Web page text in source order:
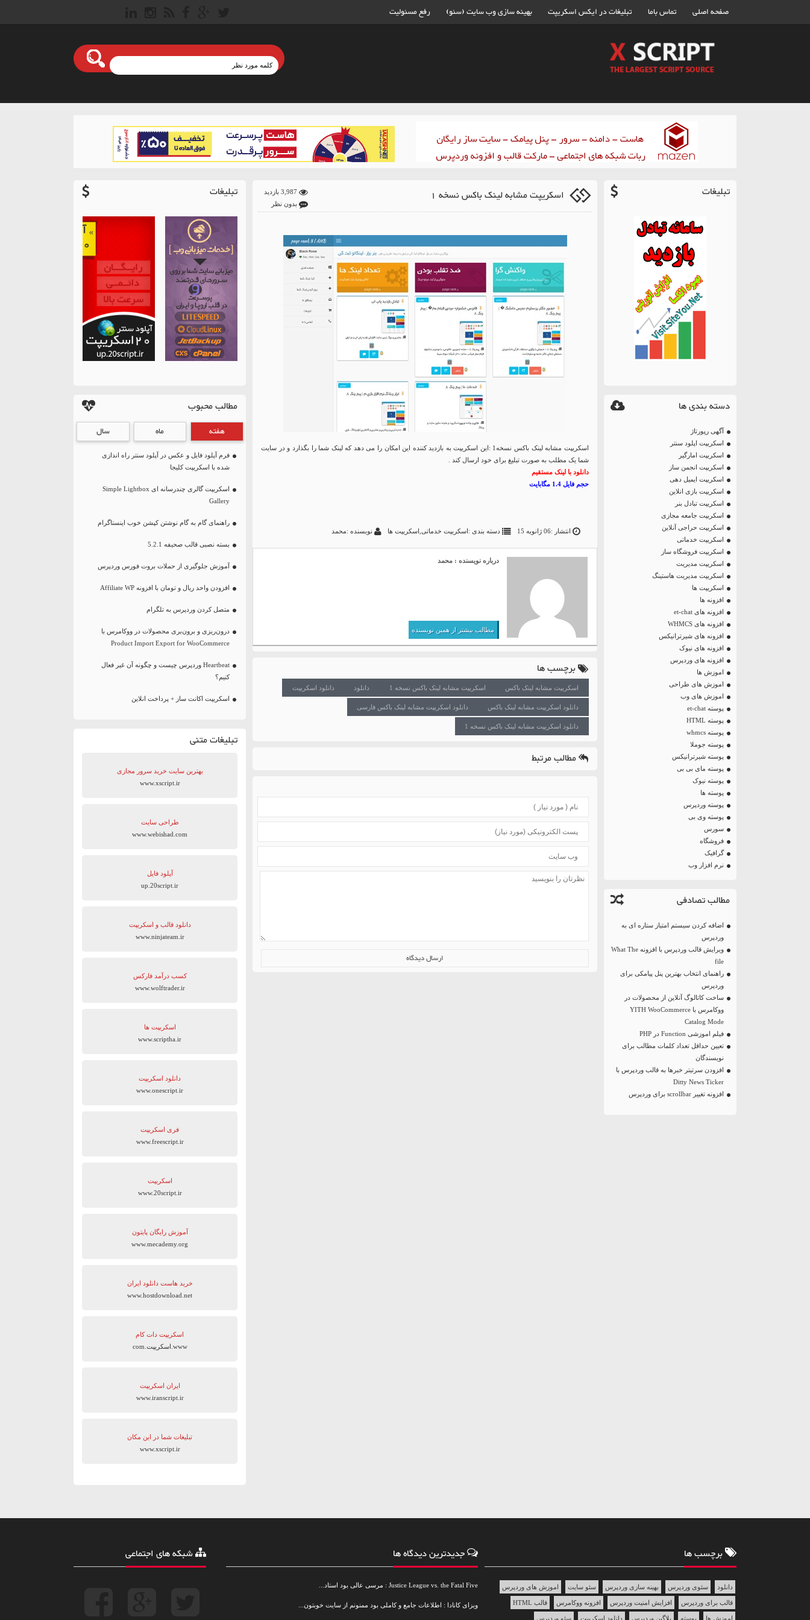
صفحه اصلی تماس باما تبلیغات در ایکس اسکریپت بهینه سازی وب سایت (سئو) رفع مسئولیت
تبلیغات
دسته بندی ها
آگهی رپورتاژ
اسکریپت اپلود سنتر
اسکریپت امارگیر
اسکریپت انجمن ساز
اسکریپت ایمیل دهی
اسکریپت بازی انلاین
اسکریپت تبادل بنر
اسکریپت جامعه مجازی
اسکریپت حراجی آنلاین
اسکریپت خدماتی
اسکریپت فروشگاه ساز
اسکریپت مدیریت
اسکریپت مدیریت هاستینگ
اسکریپت ها
افزونه ها
افزونه های et-chat
افزونه های WHMCS
افزونه های شیرترانیکس
افزونه های نیوک
افزونه های وردپرس
اموزش ها
اموزش های طراحی
اموزش های وب
پوسته et-chat
پوسته HTML
پوسته whmcs
پوسته جوملا
پوسته شیرترانیکس
پوسته مای بی بی
پوسته نیوک
پوسته ها
پوسته وردپرس
پوسته وی بی
سورس
فروشگاه
گرافیک
نرم افزار وب
مطالب تصادفی
اضافه کردن سیستم امتیاز ستاره ای به
وردپرس
ویرایش قالب وردپرس با افزونه What The
file
راهنمای انتخاب بهترین پنل پیامکی برای
وردپرس
ساخت کاتالوگ آنلاین از محصولات در
ووکامرس با YITH WooCommerce
Catalog Mode
فیلم اموزشی Function در PHP
تعیین حداقل تعداد کلمات مطالب برای
نویسندگان
افزودن سرتیتر خبرها به قالب وردپرس با
Ditty News Ticker
افزونه تغییر scrollbar برای وردپرس
اسکریپت مشابه لینک باکس نسخه 1
3,987 بازدید
بدون نظر
اسکریپت مشابه لینک باکس نسخه1 :این اسکریپت به بازدید کننده این امکان را می دهد که لینک شما را بگذارد و در سایت
شما یک مطلب به صورت تبلیغ برای خود ارسال کند .
دانلود با لینک مستقیم
حجم فایل 1.4 مگابایت
انتشار :06 ژانویه 15 دسته بندی :اسکریپت خدماتی, اسکریپت ها نویسنده :محمد
درباره نویسنده : محمد
مطالب بیشتر از همین نویسنده
برچسب ها
اسکریپت مشابه لینک باکس اسکریپت مشابه لینک باکس نسخه 1 دانلود دانلود اسکریپت
دانلود اسکریپت مشابه لینک باکس دانلود اسکریپت مشابه لینک باکس فارسی
دانلود اسکریپت مشابه لینک باکس نسخه 1
مطالب مرتبط
تبلیغات
مطالب محبوب
هفته ماه سال
فرم آپلود فایل و عکس در آپلود سنتر راه اندازی
شده با اسکریپت کلیجا
اسکریپت گالری چندرسانه ای Simple Lightbox
Gallery
راهنمای گام به گام نوشتن کپشن خوب اینستاگرام
بسته نصبی قالب صحیفه 5.2.1
آموزش جلوگیری از حملات بروت فورس وردپرس
افزودن واحد ریال و تومان با افزونه Affiliate WP
متصل کردن وردپرس به تلگرام
درون‌ریزی و برون‌بری محصولات در ووکامرس با
Product Import Export for WooCommerce
Heartbeat وردپرس چیست و چگونه آن غیر فعال
کنیم؟
اسکریپت اکانت ساز + پرداخت انلاین
تبلیغات متنی
بهترین سایت‌ خرید سرور مجازی
www.xscript.ir
طراحی سایت
www.webishad.com
آپلود فایل
up.20script.ir
دانلود قالب و اسکریپت
www.ninjateam.ir
کسب درآمد فارکس
www.wolftrader.ir
اسکریپت ها
www.scriptha.ir
دانلود اسکریپت
www.onescript.ir
فری اسکریپت
www.freescript.ir
اسکریپت
www.20script.ir
آموزش رایگان پایتون
www.mecademy.org
خرید هاست دانلود ایران
www.hostdownload.net
اسکریپت دات کام
www.اسکریپت.com
ایران اسکریپت
www.iranscript.ir
تبلیغات شما در این مکان
www.xscript.ir
شبکه های اجتماعی جدیدترین دیدگاه ها
Justice League vs. the Fatal Five : مرسی عالی بود استاد...
ویزای کانادا : اطلاعات جامع و کاملی بود ممنونم از سایت خوبتون...
برچسب ها
دانلود سئوی وردپرس بهینه سازی وردپرس سئو سایت اموزش های وردپرس
قالب برای وردپرس افزایش امنیت وردپرس افزونه ووکامرس قالب HTML
اموزش ها پوسته پلاگین وردپرس دانلود اسکریپت سئو وردپرس